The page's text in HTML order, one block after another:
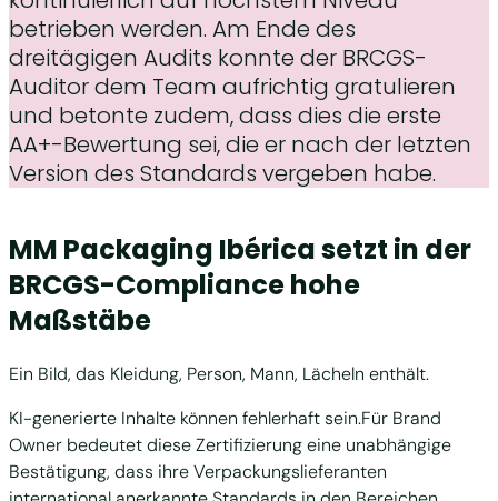
betrieben werden. Am Ende des
dreitägigen Audits konnte der BRCGS-
Auditor dem Team aufrichtig gratulieren
und betonte zudem, dass dies die erste
AA+-Bewertung sei, die er nach der letzten
Version des Standards vergeben habe.
MM Packaging Ibérica setzt in der
BRCGS-Compliance hohe
Maßstäbe
Ein Bild, das Kleidung, Person, Mann, Lächeln enthält.
KI-generierte Inhalte können fehlerhaft sein.Für Brand
Owner bedeutet diese Zertifizierung eine unabhängige
Bestätigung, dass ihre Verpackungslieferanten